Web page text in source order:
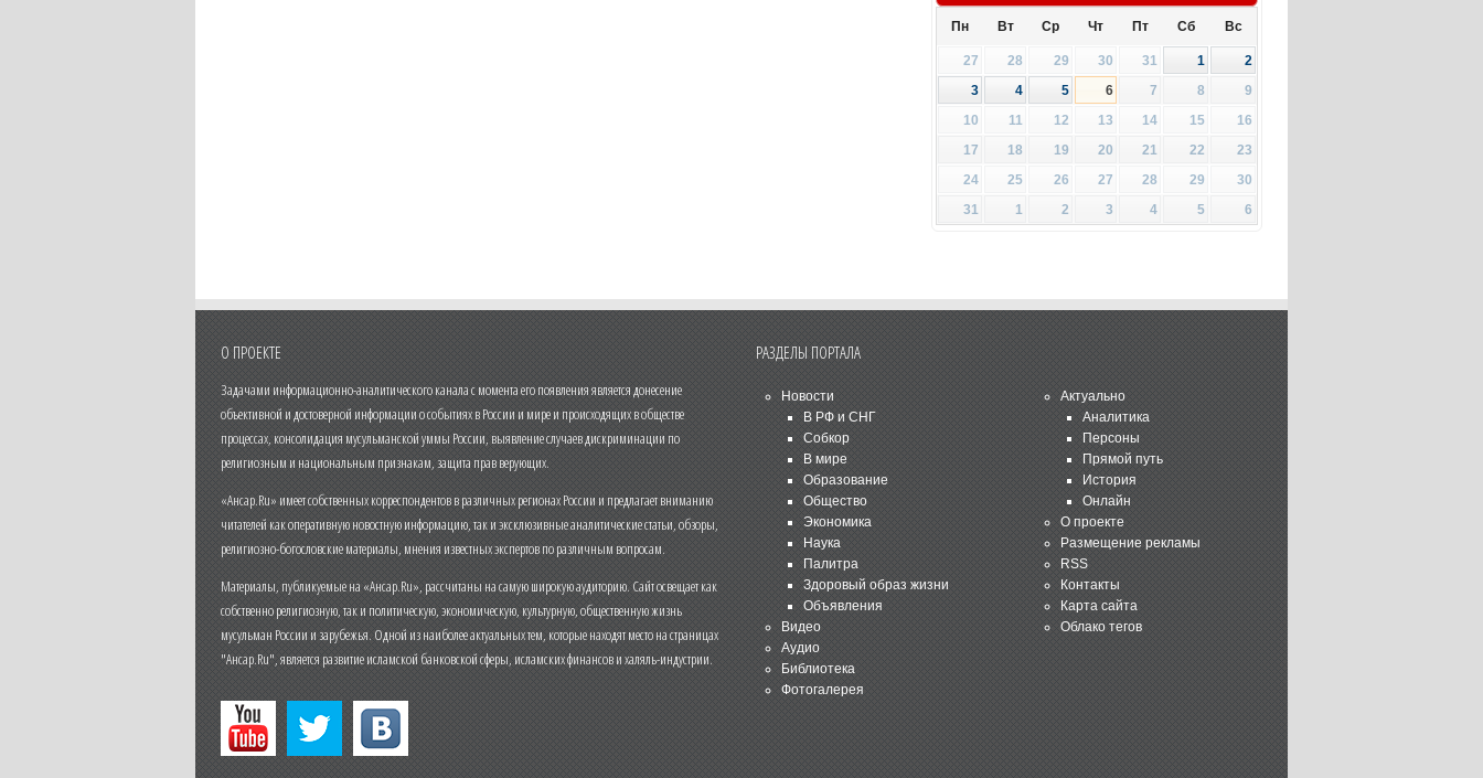
Пн Вт Ср Чт Пт Сб Вс
27 28 29 30 31 1
2
3
4 5 6 7 8
9
10
11 12 13 14 15
16
17
18 19 20 21 22
23
24
25 26 27 28 29
30
31
1 2 3 4 5 6
О ПРОЕКТЕ
Задачами информационно-аналитического канала с момента его появления является донесение
объективной и достоверной информации о событиях в России и мире и происходящих в обществе
процессах, консолидация мусульманской уммы России, выявление случаев дискриминации по
религиозным и национальным признакам, защита прав верующих.
«Ансар.Ru» имеет собственных корреспондентов в различных регионах России и предлагает вниманию
читателей как оперативную новостную информацию, так и эксклюзивные аналитические статьи, обзоры,
религиозно-богословские материалы, мнения известных экспертов по различным вопросам.
Материалы, публикуемые на «Ансар.Ru», рассчитаны на самую широкую аудиторию. Сайт освещает как
собственно религиозную, так и политическую, экономическую, культурную, общественную жизнь
мусульман России и зарубежья. Одной из наиболее актуальных тем, которые находят место на страницах
"Ансар.Ru", является развитие исламской банковской сферы, исламских финансов и халяль-индустрии.
РАЗДЕЛЫ ПОРТАЛА
Новости
В РФ и СНГ
Собкор
В мире
Образование
Общество
Экономика
Наука
Палитра
Здоровый образ жизни
Объявления
Видео
Аудио
Библиотека
Фотогалерея
Актуально
Аналитика
Персоны
Прямой путь
История
Онлайн
О проекте
Размещение рекламы
RSS
Контакты
Карта сайта
Облако тегов